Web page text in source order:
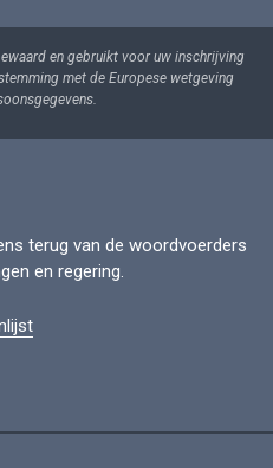
en gebruikt voor uw inschrijving
met de Europese wetgeving
terug van de woordvoerders
en regering.